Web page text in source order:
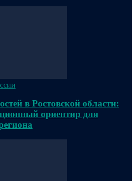
в Ростовской области:
ориентир для